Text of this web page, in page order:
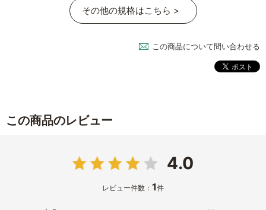
その他の規格はこちら >
この商品について問い合わせる
この商品のレビュー
4.0
レビュー件数： 1件